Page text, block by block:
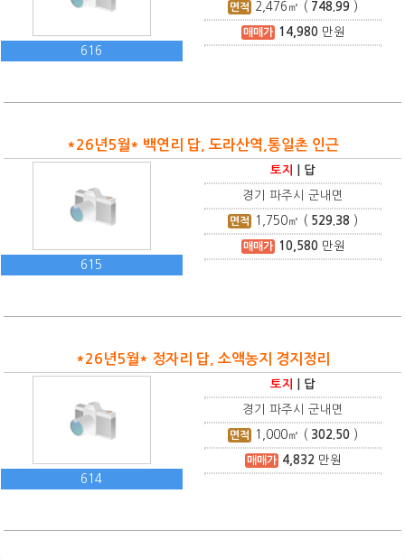
616
면적 2,476 ㎡ ( 748.99 )
매매가 14,980만원
*26년5월* 백연리 답, 도라산역,통일촌 인근
615
토지 답
경기 파주시 군내면
면적 1,750㎡ ( 529.38 )
매매가 10,580만원
*26년5월* 정자리 답, 소액농지 경지정리
614
토지 답
경기 파주시 군내면
면적 1,000㎡ ( 302.50 )
매매가 4,832 만원